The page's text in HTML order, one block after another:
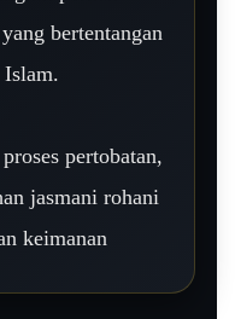
bertentangan
Islam.
pertobatan,
jasmani rohani
keimanan